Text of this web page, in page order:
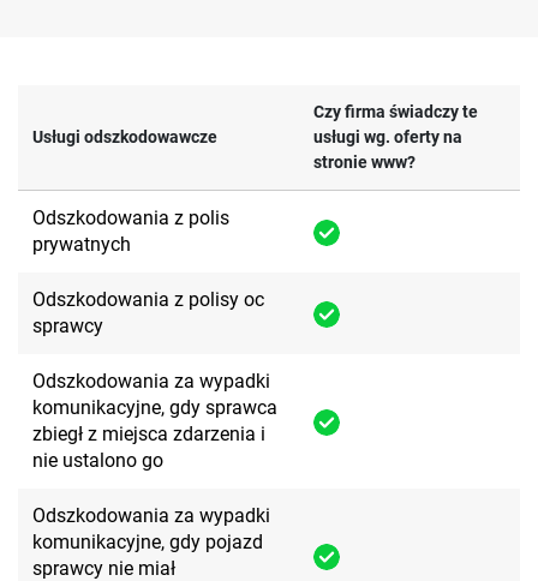
Usługi odszkodowawcze
Czy firma świadczy te
usługi wg. oferty na
stronie www?
Odszkodowania z polis
prywatnych
Odszkodowania z polisy oc
sprawcy
Odszkodowania za wypadki
komunikacyjne, gdy sprawca
zbiegł z miejsca zdarzenia i
nie ustalono go
Odszkodowania za wypadki
komunikacyjne, gdy pojazd
sprawcy nie miał